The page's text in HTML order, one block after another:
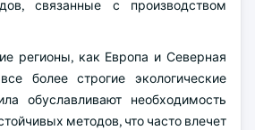
связанные с производством
регионы, как Европа и Северная
более строгие экологические
обуславливают необходимость
методов, что часто влечет